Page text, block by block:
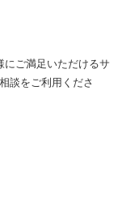
にご満足いただけるサ
談をご利用くださ